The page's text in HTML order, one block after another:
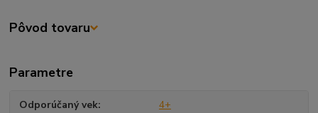
Pôvod tovaru
Parametre
Odporúčaný vek 4+